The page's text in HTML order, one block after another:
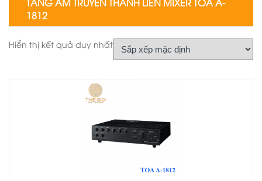
1812
Hiển thị kết quả duy nhất